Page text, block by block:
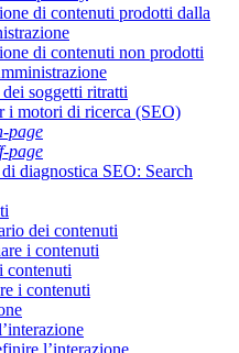
di contenuti prodotti dalla
di contenuti non prodotti
soggetti ritratti
i motori di ricerca (SEO)
page
page
diagnostica SEO: Search
dei contenuti
i contenuti
contenuti
i contenuti
l’interazione